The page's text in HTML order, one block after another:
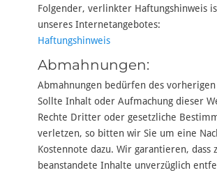
Folgender, verlinkter Haftungshinweis
unseres Internetangebotes:
Haftungshinweis
Abmahnungen:
Abmahnungen bedürfen des vorherigen
Sollte Inhalt oder Aufmachung dieser
Rechte Dritter oder gesetzliche
verletzen, so bitten wir Sie um eine
Kostennote dazu. Wir garantieren, dass
beanstandete Inhalte unverzüglich